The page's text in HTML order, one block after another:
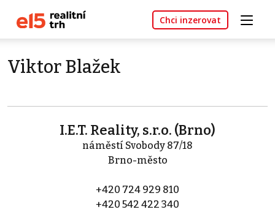
Chci inzerovat
Viktor Blažek
I.E.T. Reality, s.r.o. (Brno)
náměstí Svobody 87/18
Brno-město
+420 724 929 810
+420 542 422 340